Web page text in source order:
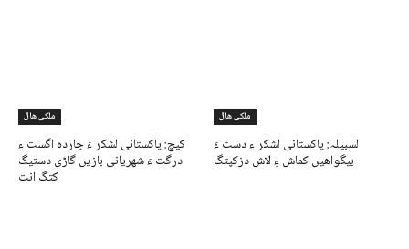
ملکی ھال
کیچ: پاکستانی لشکر ءَ چاردہ اگست ءِ
درگت ءَ شھریانی بازیں گاڑی دستیگ
کتگ انت
ملکی ھال
لسبیلہ: پاکستانی لشکر ءِ دست ءَ
بیگواھیں کماش ءِ لاش دزکپتگ